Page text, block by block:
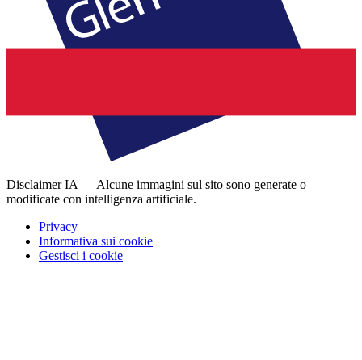
Disclaimer IA — Alcune immagini sul sito sono generate o
modificate con intelligenza artificiale.
Privacy
Informativa sui cookie
Gestisci i cookie